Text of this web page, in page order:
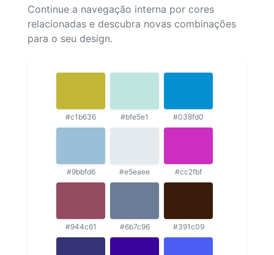
Continue a navegação interna por cores
relacionadas e descubra novas combinações
para o seu design.
#c1b636 #bfe5e1 #038fd0
#9bbfd6 #e5eaee #cc2fbf
#944c61 #6b7c96 #391c09